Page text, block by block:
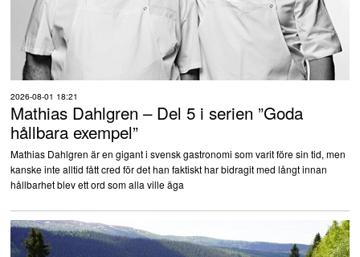
2026-08-01 18:21
Mathias Dahlgren – Del 5 i serien ”Goda
hållbara exempel”
Mathias Dahlgren är en gigant i svensk gastronomi som varit före sin tid, men
kanske inte alltid fått cred för det han faktiskt har bidragit med långt innan
hållbarhet blev ett ord som alla ville äga